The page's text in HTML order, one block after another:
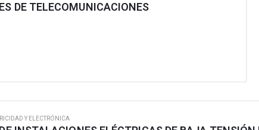
DE TELECOMUNICACIONES
Y ELECTRÓNICA